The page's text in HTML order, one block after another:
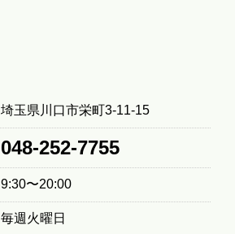
埼玉県川口市栄町3-11-15
048-252-7755
9:30〜20:00
毎週火曜日